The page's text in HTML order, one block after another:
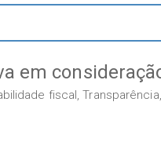
em
fiscal,